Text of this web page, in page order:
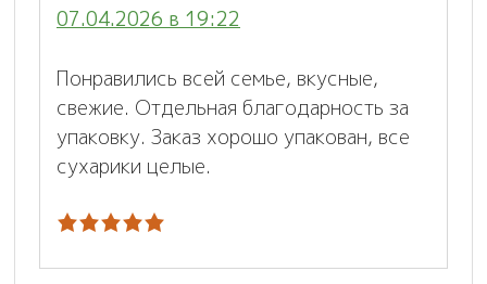
07.04.2026 в 19:22
Понравились всей семье, вкусные,
свежие. Отдельная благодарность за
упаковку. Заказ хорошо упакован, все
сухарики целые.